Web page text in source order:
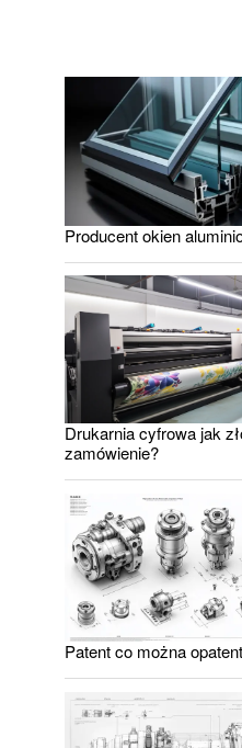
Producent okien
Drukarnia cyfrowa jak
zamówienie?
Patent co można